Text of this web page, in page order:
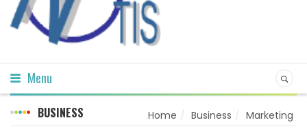
Menu
BUSINESS Home Business Marketing